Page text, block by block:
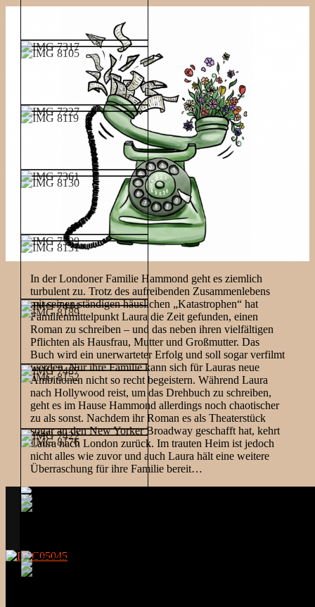
In der Londoner Familie Hammond geht es ziemlich
turbulent zu. Trotz des aufreibenden Zusammenlebens
mit seinen ständigen häuslichen „Katastrophen“ hat
Familienmittelpunkt Laura die Zeit gefunden, einen
Roman zu schreiben – und das neben ihren vielfältigen
Pflichten als Hausfrau, Mutter und Großmutter. Das
Buch wird ein unerwarteter Erfolg und soll sogar verfilmt
werden. Nur ihre Familie kann sich für Lauras neue
Ambitionen nicht so recht begeistern. Während Laura
nach Hollywood reist, um das Drehbuch zu schreiben,
geht es im Hause Hammond allerdings noch chaotischer
zu als sonst. Nachdem ihr Roman es als Theaterstück
sogar an den New Yorker Broadway geschafft hat, kehrt
Laura nach London zurück. Im trauten Heim ist jedoch
nicht alles wie zuvor und auch Laura hält eine weitere
Überraschung für ihre Familie bereit…